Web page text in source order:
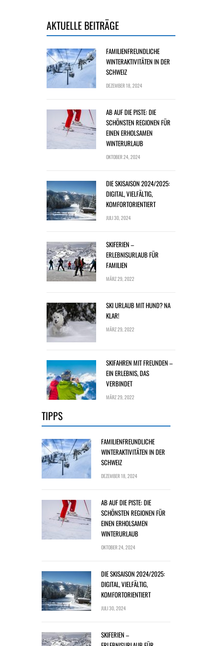
AKTUELLE BEITRÄGE
FAMILIENFREUNDLICHE
WINTERAKTIVITÄTEN IN DER
SCHWEIZ
DEZEMBER 18, 2024
AB AUF DIE PISTE: DIE
SCHÖNSTEN REGIONEN FÜR
EINEN ERHOLSAMEN
WINTERURLAUB
OKTOBER 24, 2024
DIE SKISAISON 2024/2025:
DIGITAL, VIELFÄLTIG,
KOMFORTORIENTIERT
JULI 30, 2024
SKIFERIEN –
ERLEBNISURLAUB FÜR
FAMILIEN
MÄRZ 29, 2022
SKI URLAUB MIT HUND? NA
KLAR!
MÄRZ 29, 2022
SKIFAHREN MIT FREUNDEN –
EIN ERLEBNIS, DAS
VERBINDET
MÄRZ 29, 2022
TIPPS
FAMILIENFREUNDLICHE
WINTERAKTIVITÄTEN IN DER
SCHWEIZ
DEZEMBER 18, 2024
AB AUF DIE PISTE: DIE
SCHÖNSTEN REGIONEN FÜR
EINEN ERHOLSAMEN
WINTERURLAUB
OKTOBER 24, 2024
DIE SKISAISON 2024/2025:
DIGITAL, VIELFÄLTIG,
KOMFORTORIENTIERT
JULI 30, 2024
SKIFERIEN –